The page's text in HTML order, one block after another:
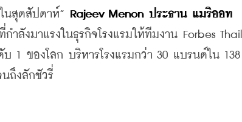
นสุดสัปดาห์” Rajeev Menon ประธาน แมริออท
ำลังมาแรงในธุรกิจโรงแรมให้ทีมงาน Forbes
1 ของโลก บริหารโรงแรมกว่า 30 แบรนด์ใน 138
ถึงลักชัวรี่